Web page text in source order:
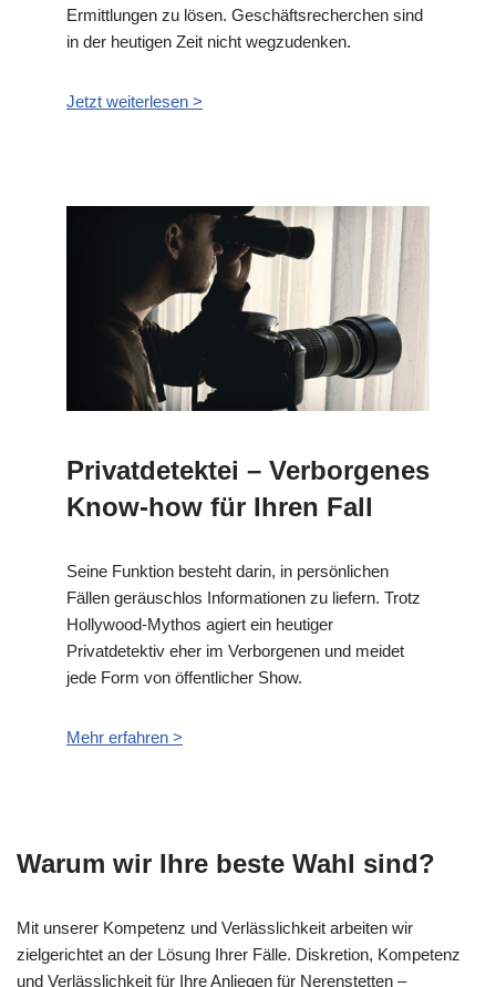
Ermittlungen zu lösen. Geschäftsrecherchen sind
in der heutigen Zeit nicht wegzudenken.
Jetzt weiterlesen >
Privatdetektei – Verborgenes
Know-how für Ihren Fall
Seine Funktion besteht darin, in persönlichen
Fällen geräuschlos Informationen zu liefern. Trotz
Hollywood-Mythos agiert ein heutiger
Privatdetektiv eher im Verborgenen und meidet
jede Form von öffentlicher Show.
Mehr erfahren >
Warum wir Ihre beste Wahl sind?
Mit unserer Kompetenz und Verlässlichkeit arbeiten wir
zielgerichtet an der Lösung Ihrer Fälle. Diskretion, Kompetenz
und Verlässlichkeit für Ihre Anliegen für Nerenstetten –